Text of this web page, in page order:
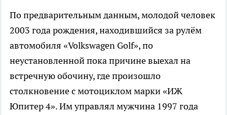
По предварительным данным, молодой человек
2003 года рождения, находившийся за рулём
автомобиля «Volkswagen Golf», по
неустановленной пока причине выехал на
встречную обочину, где произошло
столкновение с мотоциклом марки «ИЖ
Юпитер 4». Им управлял мужчина 1997 года